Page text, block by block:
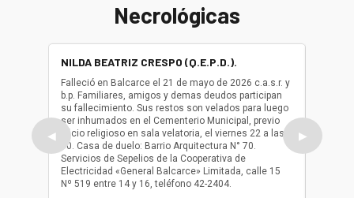
Necrológicas
◀
NILDA BEATRIZ CRESPO (Q.E.P.D.).
Falleció en Balcarce el 21 de mayo de 2026 c.a.s.r. y
b.p. Familiares, amigos y demas deudos participan
su fallecimiento. Sus restos son velados para luego
ser inhumados en el Cementerio Municipal, previo
oficio religioso en sala velatoria, el viernes 22 a las
10. Casa de duelo: Barrio Arquitectura N° 70.
Servicios de Sepelios de la Cooperativa de
Electricidad «General Balcarce» Limitada, calle 15
Nº 519 entre 14 y 16, teléfono 42-2404.
ser
oficio
▶